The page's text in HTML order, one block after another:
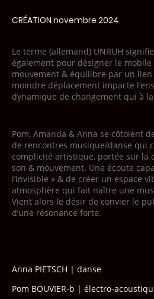
CRÉATION novembre 2024
Le terme (allemand) UNRUH
également pour désigner le
mouvement & équilibre par un lien
moindre déplacement impacte
dynamique de changement qui à
Pom, Amanda & Anna se côtoient
de rencontres musique/danse qui
complicité artistique, portée sur la
son & mouvement. Une écoute
l’invisible » & de créer un espace
atmosphère qui fait naître une
Vient alors le désir de convier le
d’une résonance forte.
Anna PIETSCH | danse
Pom BOUVIER-b | électro-